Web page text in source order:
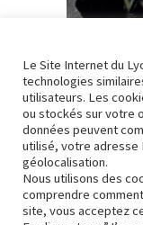
23 mars 2023
Journée
Institut Jean
Le Site Internet du
technologies
utilisateurs. Les
ou stockés sur votre
données peuvent
utilisé, votre adresse
géolocalisation.
Nous utilisons des
comprendre
site, vous acceptez